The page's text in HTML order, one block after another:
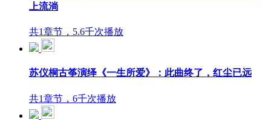
上流淌
共1章节，5.6千次播放
苏仪桐古筝演绎《一生所爱》：此曲终了，红尘已远
共1章节，6千次播放